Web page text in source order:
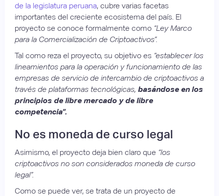
de la legislatura peruana, cubre varias facetas
importantes del creciente ecosistema del país. El
proyecto se conoce formalmente como “Ley Marco
para la Comercialización de Criptoactivos”.
Tal como reza el proyecto, su objetivo es “establecer los
lineamientos para la operación y funcionamiento de las
empresas de servicio de intercambio de criptoactivos a
través de plataformas tecnológicas, basándose en los
principios de libre mercado y de libre
competencia”.
No es moneda de curso legal
Asimismo, el proyecto deja bien claro que “los
criptoactivos no son considerados moneda de curso
legal”.
Como se puede ver, se trata de un proyecto de